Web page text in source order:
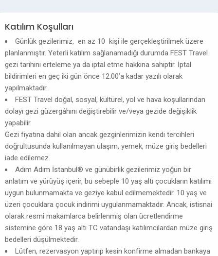
Katılım Koşulları
Günlük gezilerimiz, en az 10 kişi ile gerçekleştirilmek üzere
planlanmıştır. Yeterli katılım sağlanamadığı durumda FEST Travel
gezi tarihini erteleme ya da iptal etme hakkına sahiptir. İptal
bildirimleri en geç iki gün önce 12.00’a kadar yazılı olarak
yapılmaktadır.
FEST Travel doğal, sosyal, kültürel, yol ve hava koşullarından
dolayı gezi güzergâhını değiştirebilir ve/veya gezide değişiklik
yapabilir.
Gezi fiyatına dahil olan ancak gezginlerimizin kendi tercihleri
doğrultusunda kullanılmayan ulaşım, yemek, müze giriş bedelleri
iade edilemez.
Adım Adım İstanbul® ve günübirlik gezilerimiz yoğun bir
anlatım ve yürüyüş içerir, bu sebeple 10 yaş altı çocukların katılımı
uygun bulunmamakta ve geziye kabul edilmemektedir. 10 yaş ve
üzeri çocuklara çocuk indirimi uygulanmamaktadır. Ancak, istisnai
olarak resmi makamlarca belirlenmiş olan ücretlendirme
sistemine göre 18 yaş altı TC vatandaşı katılımcılardan müze giriş
bedelleri düşülmektedir.
Lütfen, rezervasyon yaptırıp kesin konfirme almadan bankaya